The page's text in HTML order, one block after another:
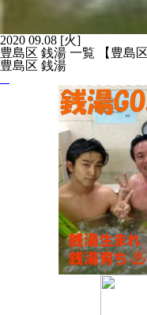
2020 09.08 [火]
豊島区 銭湯 一覧 【豊島
豊島区 銭湯